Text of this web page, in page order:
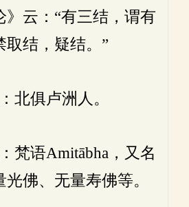
》云：“有三结，谓有
取结，疑结。”
北俱卢洲人。
梵语Amitābha，又名
佛、无量寿佛等。